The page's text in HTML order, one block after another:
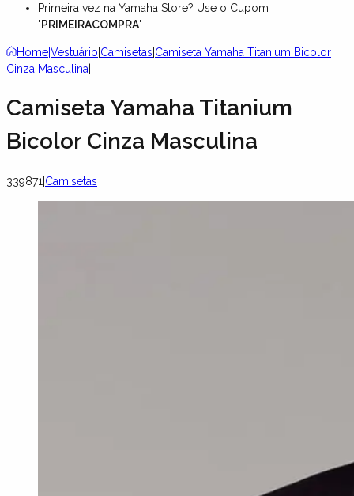
Primeira vez na Yamaha Store? Use o Cupom
"PRIMEIRACOMPRA"
HomeVestuário Camisetas Camiseta Yamaha Titanium Bicolor
Cinza Masculina
Camiseta Yamaha Titanium
Bicolor Cinza Masculina
339871 Camisetas